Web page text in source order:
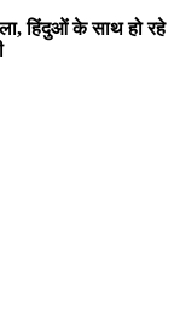
हिंदुओं के साथ हो रहे